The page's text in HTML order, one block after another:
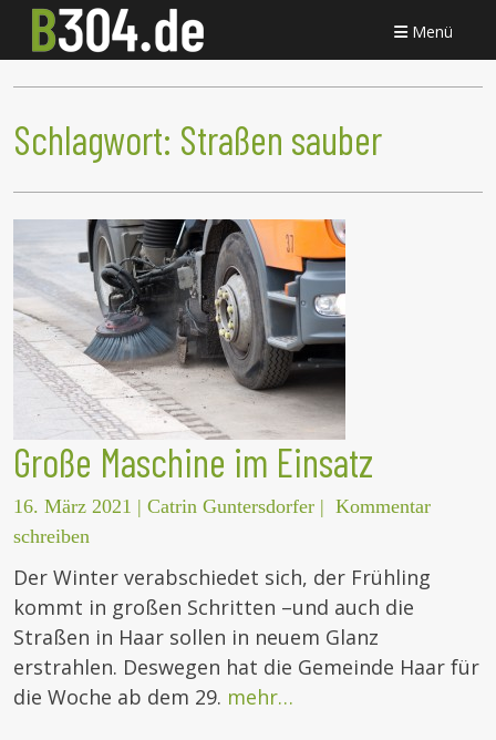
Menü
Schlagwort: Straßen sauber
Große Maschine im Einsatz
16. März 2021 | Catrin Guntersdorfer | Kommentar
schreiben
Der Winter verabschiedet sich, der Frühling
kommt in großen Schritten –und auch die
Straßen in Haar sollen in neuem Glanz
erstrahlen. Deswegen hat die Gemeinde Haar für
die Woche ab dem 29. mehr…